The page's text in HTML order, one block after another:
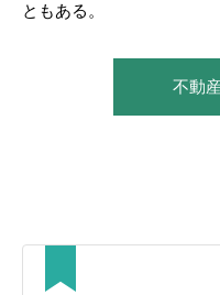
ともある。
不動